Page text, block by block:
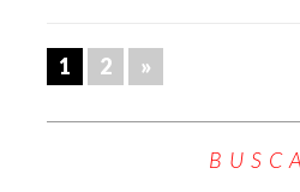
1 2 »